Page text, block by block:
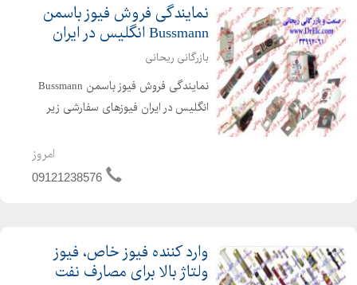
نمایندگی فروش فیوز باسمن
Bussmann انگلیس در ایران
بازرگانی ریحانی
نمایندگی فروش فیوز باسمن Bussmann
انگلیس در ایران فیوزهای سفارشی زیر
(Bussmann) ( تند سوز) فیوز کف خواب
باسمن (Bussmann) فیوز کاردی باسمن
امروز
09121238576
وارد کننده فیوز خاص، فیوز
ولتاژ بالا برای مصارف نفت